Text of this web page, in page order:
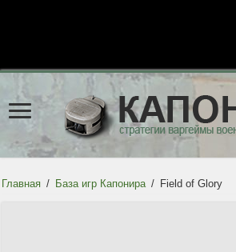
Главная / База игр Капонира / Field of Glory